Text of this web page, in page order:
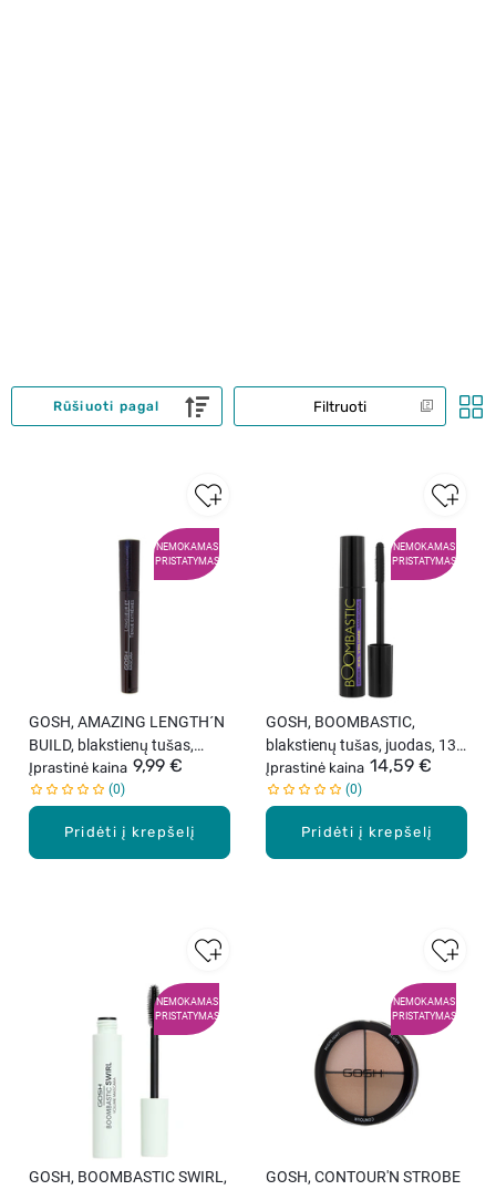
Filtruoti
Rūšiuoti pagal
NEMOKAMAS
PRISTATYMAS
Pridėti į krepšelį
GOSH, AMAZING LENGTH´N
BUILD, blakstienų tušas,
juodas, 10 ml
Įprastinė kaina 9,99 €
0
NEMOKAMAS
PRISTATYMAS
Pridėti į krepšelį
GOSH, BOOMBASTIC,
blakstienų tušas, juodas, 13
ml
Įprastinė kaina 14,59 €
0
NEMOKAMAS
PRISTATYMAS
GOSH, BOOMBASTIC SWIRL,
NEMOKAMAS
PRISTATYMAS
GOSH, CONTOUR'N STROBE